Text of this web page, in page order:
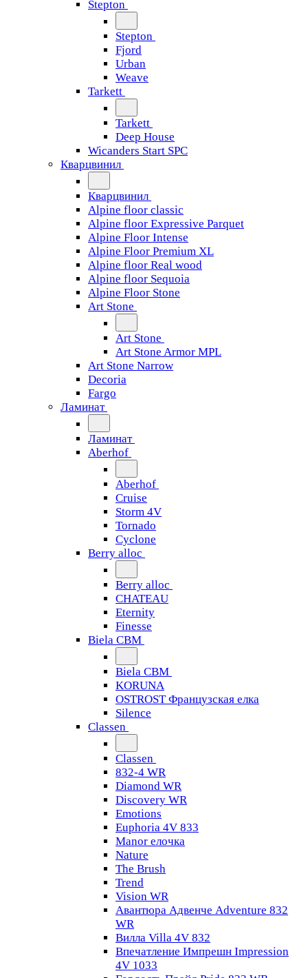
Stepton
Stepton
Fjord
Urban
Weave
Tarkett
Tarkett
Deep House
Wicanders Start SPC
Кварцвинил
Кварцвинил
Alpine floor classic
Alpine floor Expressive Parquet
Alpine Floor Intense
Alpine Floor Premium XL
Alpine floor Real wood
Alpine floor Sequoia
Alpine Floor Stone
Art Stone
Art Stone
Art Stone Armor MPL
Art Stone Narrow
Decoria
Fargo
Ламинат
Ламинат
Aberhof
Aberhof
Cruise
Storm 4V
Tornado
Сyclone
Berry alloc
Berry alloc
CHATEAU
Eternity
Finesse
Biela CBM
Biela CBM
KORUNA
OSTROST Французская елка
Silence
Classen
Classen
832-4 WR
Diamond WR
Discovery WR
Emotions
Euphoria 4V 833
Manor елочка
Nature
The Brush
Trend
Vision WR
Авантюра Адвенче Adventure 832
WR
Вилла Villa 4V 832
Впечатление Импрешн Impression
4V 1033